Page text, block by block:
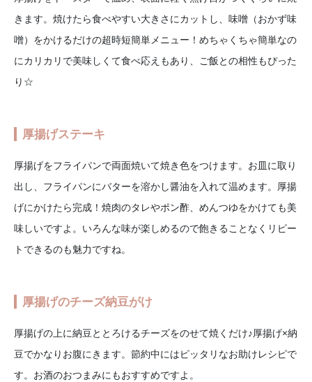
きます。焼けたら食べやすい大きさにカットし、味噌（おかず味
噌）をかけるだけの超時短簡単メニュー！めちゃくちゃ簡単なの
にカリカリで美味しくて食べ応えもあり、ご飯との相性もぴった
り☆
厚揚げステーキ
厚揚げをフライパンで両面焼いて焼き色をつけます。お皿に取り
出し、フライパンにバターを溶かし醤油を入れて温めます。厚揚
げにかけたら完成！焼肉のタレやポン酢、めんつゆをかけても美
味しいですよ。いろんな味が楽しめるので飽きることなくリピー
トできるのも魅力ですね。
厚揚げのチーズ納豆がけ
厚揚げの上に納豆ととろけるチーズをのせて焼くだけ♪厚揚げ×納
豆でかなりお腹にきます。節約中にはピッタリなお助けレシピで
す。お酒のおつまみにもおすすめですよ。